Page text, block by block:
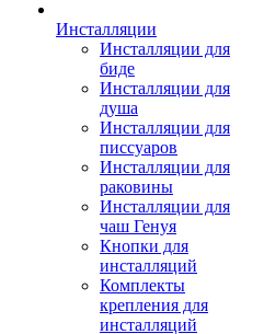
Инсталляции
Инсталляции для
биде
Инсталляции для
душа
Инсталляции для
писсуаров
Инсталляции для
раковины
Инсталляции для
чаш Генуя
Кнопки для
инсталляций
Комплекты
крепления для
инсталляций